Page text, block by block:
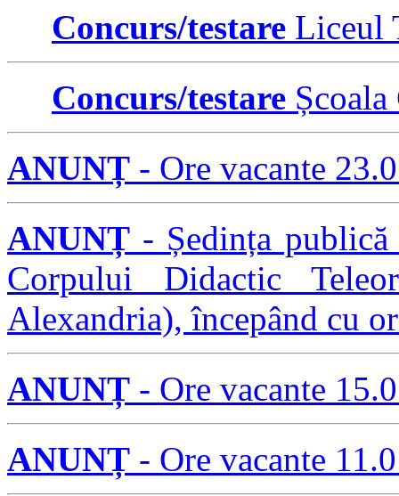
Concurs/testare Liceul
Concurs/testare
ANUNȚ - Ore vacante
ANUNȚ - Ședința
Corpului Didactic
Alexandria), începând cu
ANUNȚ - Ore vacante
ANUNȚ - Ore vacante